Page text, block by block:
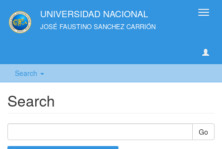
UNIVERSIDAD NACIONAL
JOSÉ FAUSTINO SANCHEZ CARRIÓN
Search
Search
Go